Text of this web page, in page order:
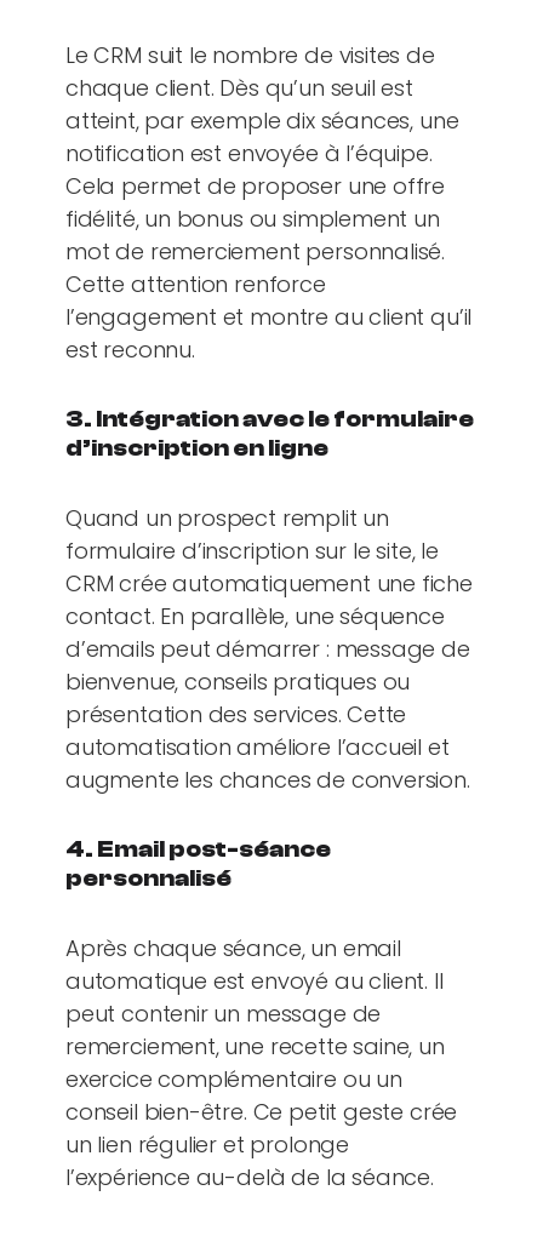
Le CRM suit le nombre de visites de
chaque client. Dès qu’un seuil est
atteint, par exemple dix séances, une
notification est envoyée à l’équipe.
Cela permet de proposer une offre
fidélité, un bonus ou simplement un
mot de remerciement personnalisé.
Cette attention renforce
l’engagement et montre au client qu’il
est reconnu.
3. Intégration avec le formulaire
d’inscription en ligne
Quand un prospect remplit un
formulaire d’inscription sur le site, le
CRM crée automatiquement une fiche
contact. En parallèle, une séquence
d’emails peut démarrer : message de
bienvenue, conseils pratiques ou
présentation des services. Cette
automatisation améliore l’accueil et
augmente les chances de conversion.
4. Email post-séance
personnalisé
Après chaque séance, un email
automatique est envoyé au client. Il
peut contenir un message de
remerciement, une recette saine, un
exercice complémentaire ou un
conseil bien-être. Ce petit geste crée
un lien régulier et prolonge
l’expérience au-delà de la séance.